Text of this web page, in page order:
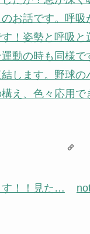
お話です。呼吸
！姿勢と呼吸と
動の時も同様で
します。野球の
え、色々応用で
す！！見た…